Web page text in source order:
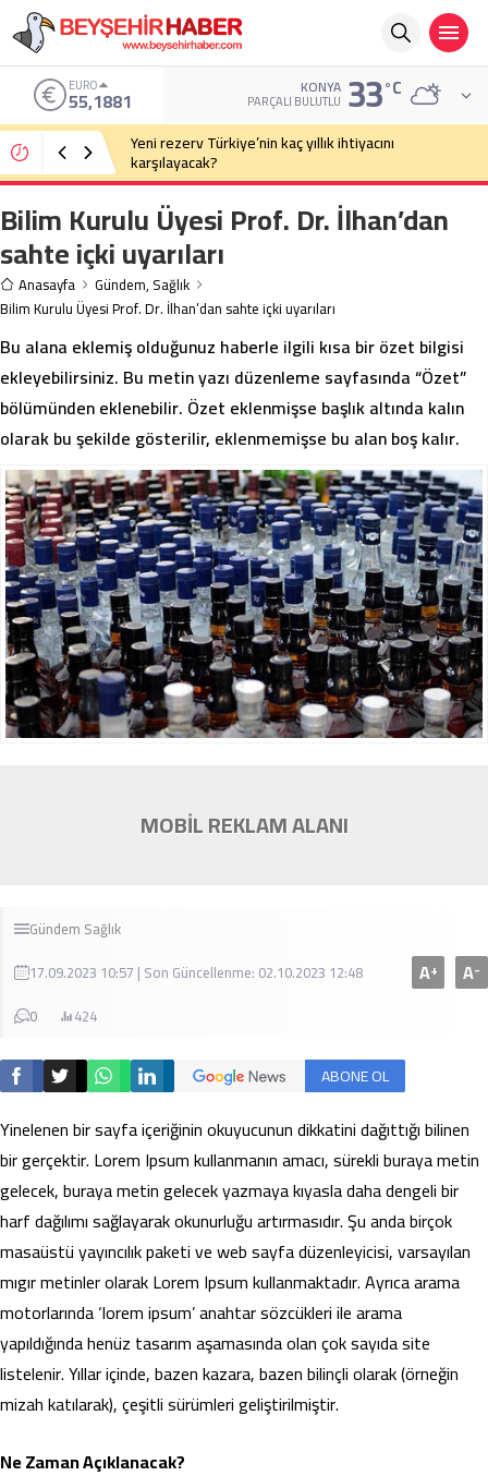
ALTIN
6.660,55 KONYA
PARÇALI BULUTLU 33°C
Eski Anayasa Mahkemesi Başkanı Yekta Güngör
Özden: Yargıçlar siyasal iktidara güvenerek böyle
kararlar alıyor
Bilim Kurulu Üyesi Prof. Dr. İlhan’dan
sahte içki uyarıları
Anasayfa Gündem, Sağlık
Bilim Kurulu Üyesi Prof. Dr. İlhan’dan sahte içki uyarıları
Bu alana eklemiş olduğunuz haberle ilgili kısa bir özet bilgisi
ekleyebilirsiniz. Bu metin yazı düzenleme sayfasında “Özet”
bölümünden eklenebilir. Özet eklenmişse başlık altında kalın
olarak bu şekilde gösterilir, eklenmemişse bu alan boş kalır.
MOBİL REKLAM ALANI
Gündem Sağlık
17.09.2023 10:57 | Son Güncellenme: 02.10.2023 12:48
0
424
A+ A-
ABONE OL
Yinelenen bir sayfa içeriğinin okuyucunun dikkatini dağıttığı bilinen
bir gerçektir. Lorem Ipsum kullanmanın amacı, sürekli buraya metin
gelecek, buraya metin gelecek yazmaya kıyasla daha dengeli bir
harf dağılımı sağlayarak okunurluğu artırmasıdır. Şu anda birçok
masaüstü yayıncılık paketi ve web sayfa düzenleyicisi, varsayılan
mıgır metinler olarak Lorem Ipsum kullanmaktadır. Ayrıca arama
motorlarında ‘lorem ipsum’ anahtar sözcükleri ile arama
yapıldığında henüz tasarım aşamasında olan çok sayıda site
listelenir. Yıllar içinde, bazen kazara, bazen bilinçli olarak (örneğin
mizah katılarak), çeşitli sürümleri geliştirilmiştir.
Ne Zaman Açıklanacak?